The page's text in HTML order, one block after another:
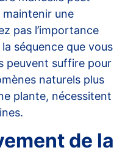
une
pas l’importance
séquence que vous
peuvent suffire pour
naturels plus
plante, nécessitent
de la